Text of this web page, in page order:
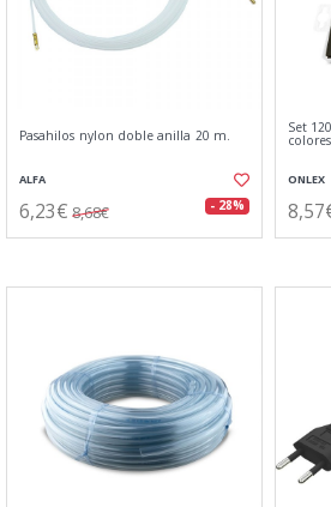
Pasahilos nylon doble anilla 20 m.
ALFA
6,23€ 8,68€ - 28%
Set
colores
ONLEX